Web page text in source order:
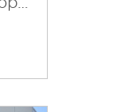
1.0 EcoBoost 100ch Stop&Start Titanium 5p Euro6.2